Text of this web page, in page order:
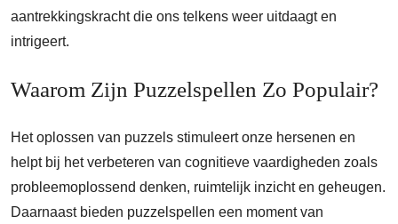
aantrekkingskracht die ons telkens weer uitdaagt en
intrigeert.
Waarom Zijn Puzzelspellen Zo Populair?
Het oplossen van puzzels stimuleert onze hersenen en
helpt bij het verbeteren van cognitieve vaardigheden zoals
probleemoplossend denken, ruimtelijk inzicht en geheugen.
Daarnaast bieden puzzelspellen een moment van